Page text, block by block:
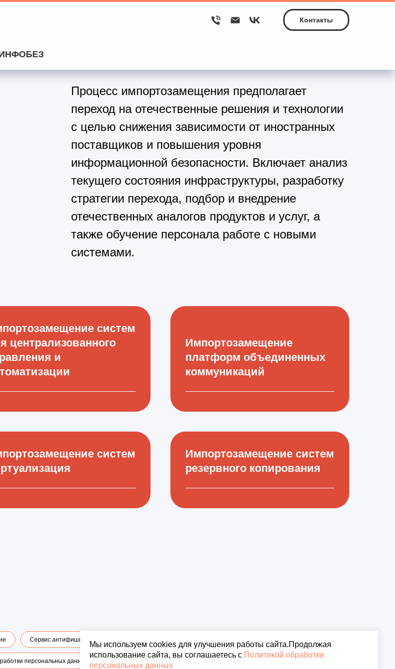
Контакты
Процесс импортозамещения предполагает
переход на отечественные решения и технологии
с целью снижения зависимости от иностранных
поставщиков и повышения уровня
информационной безопасности. Включает анализ
текущего состояния инфраструктуры, разработку
стратегии перехода, подбор и внедрение
отечественных аналогов продуктов и услуг, а
также обучение персонала работе с новыми
системами.
систем
централизованного
и
Импортозамещение
платформ объединенных
коммуникаций
систем
Импортозамещение систем
резервного копирования
Сервис антифишинга "ТРИО" Решеня ИБ
персональных данных
Мы используем cookies для улучшения работы сайта.Продолжая
использование сайта, вы соглашаетесь с Политикой обработки
персональных данных